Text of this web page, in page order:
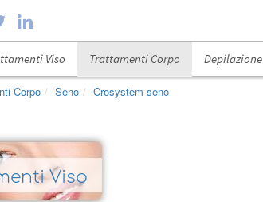
Viso Trattamenti Corpo Depilazione
Corpo Seno Crosystem seno
Viso